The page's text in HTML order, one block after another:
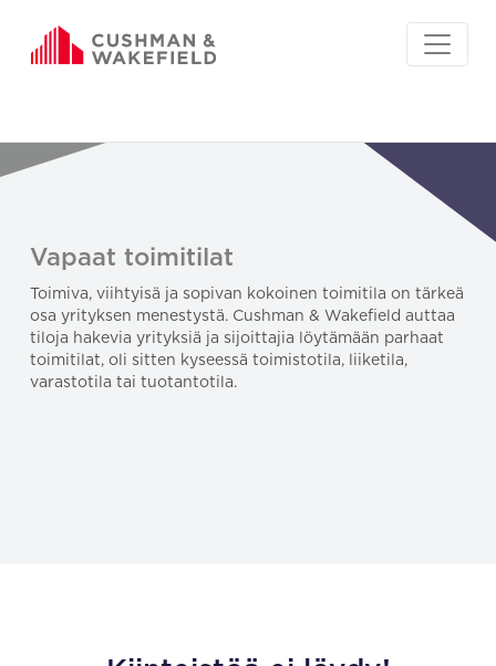
Vapaat toimitilat
Toimiva, viihtyisä ja sopivan kokoinen toimitila on tärkeä
osa yrityksen menestystä. Cushman & Wakefield auttaa
tiloja hakevia yrityksiä ja sijoittajia löytämään parhaat
toimitilat, oli sitten kyseessä toimistotila, liiketila,
varastotila tai tuotantotila.